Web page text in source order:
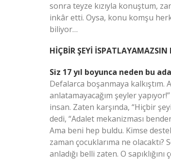
sonra teyze kızıyla konuştum,
inkâr etti. Oysa, konu komşu
biliyor…
HİÇBİR ŞEYİ İSPATLAYAMAZSIN
Siz 17 yıl boyunca neden bu
Defalarca boşanmaya kalkıştım.
anlatamayacağım şeyler
insan. Zaten karşında, “Hiçbir
dedi, “Adalet mekanizması
Ama beni hep buldu. Kimse
zaman çocuklarıma ne
anladığı belli zaten. O